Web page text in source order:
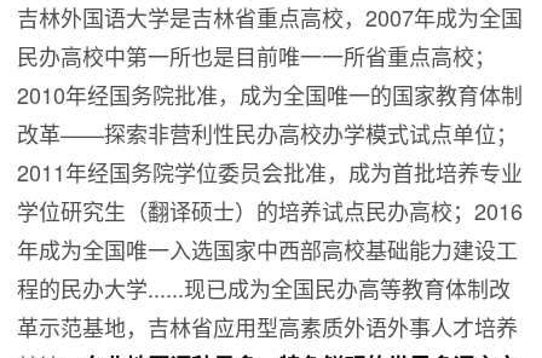
吉林外国语大学是吉林省重点高校，2007年成为全国
民办高校中第一所也是目前唯一一所省重点高校；
2010年经国务院批准，成为全国唯一的国家教育体制
改革——探索非营利性民办高校办学模式试点单位；
2011年经国务院学位委员会批准，成为首批培养专业
学位研究生（翻译硕士）的培养试点民办高校；2016
年成为全国唯一入选国家中西部高校基础能力建设工
程的民办大学......现已成为全国民办高等教育体制改
革示范基地，吉林省应用型高素质外语外事人才培养